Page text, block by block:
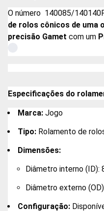
O número 140085/
de rolos cônicos de uma
precisão Gamet com um
Especificações do
Marca: Jogo
Tipo: Rolamento de
Dimensões:
Diâmetro interno (ID):
Diâmetro externo
Configuração: